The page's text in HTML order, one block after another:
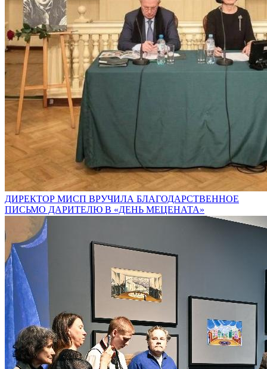
ДИРЕКТОР МИСП ВРУЧИЛА БЛАГОДАРСТВЕННОЕ
ПИСЬМО ДАРИТЕЛЮ В «ДЕНЬ МЕЦЕНАТА»